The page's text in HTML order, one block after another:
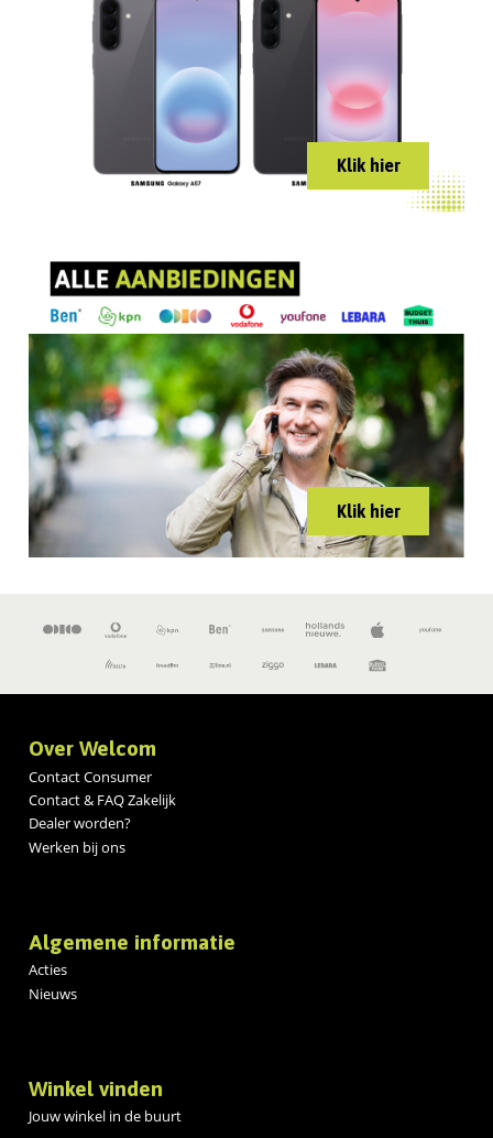
Klik hier
Klik hier
Over Welcom
Contact Consumer
Contact & FAQ Zakelijk
Dealer worden?
Werken bij ons
Algemene informatie
Acties
Nieuws
Winkel vinden
Jouw winkel in de buurt